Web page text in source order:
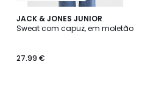
JACK & JONES JUNIOR
Sweat com capuz, em moletão
27.99 €
2
Cores